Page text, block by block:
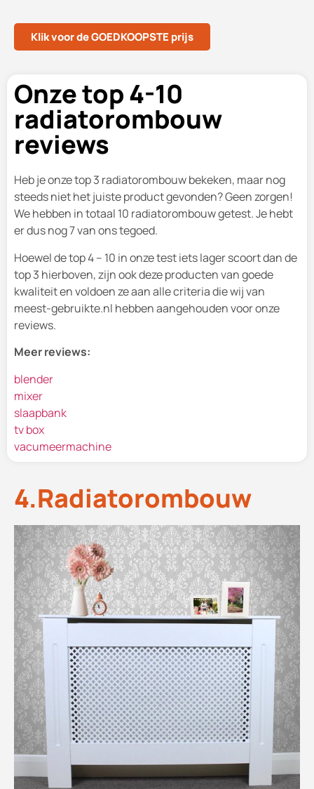
Klik voor de GOEDKOOPSTE prijs
Onze top 4-10
radiatorombouw
reviews
Heb je onze top 3 radiatorombouw bekeken, maar nog
steeds niet het juiste product gevonden? Geen zorgen!
We hebben in totaal 10 radiatorombouw getest. Je hebt
er dus nog 7 van ons tegoed.
Hoewel de top 4 – 10 in onze test iets lager scoort dan de
top 3 hierboven, zijn ook deze producten van goede
kwaliteit en voldoen ze aan alle criteria die wij van
meest-gebruikte.nl hebben aangehouden voor onze
reviews.
Meer reviews:
blender
mixer
slaapbank
tv box
vacumeermachine
4.Radiatorombouw